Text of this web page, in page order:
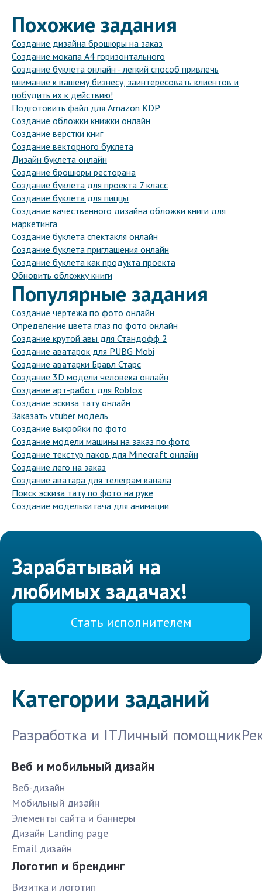
Похожие задания
Создание дизайна брошюры на заказ
Создание мокапа А4 горизонтального
Создание буклета онлайн - легкий способ привлечь
внимание к вашему бизнесу, заинтересовать клиентов и
побудить их к действию!
Подготовить файл для Amazon KDP
Создание обложки книжки онлайн
Создание верстки книг
Создание векторного буклета
Дизайн буклета онлайн
Создание брошюры ресторана
Создание буклета для проекта 7 класс
Создание буклета для пиццы
Создание качественного дизайна обложки книги для
маркетинга
Создание буклета спектакля онлайн
Создание буклета приглашения онлайн
Создание буклета как продукта проекта
Обновить обложку книги
Популярные задания
Создание чертежа по фото онлайн
Определение цвета глаз по фото онлайн
Создание крутой авы для Стандофф 2
Создание аватарок для PUBG Mobi
Создание аватарки Бравл Старс
Создание 3D модели человека онлайн
Создание арт-работ для Roblox
Создание эскиза тату онлайн
Заказать vtuber модель
Создание выкройки по фото
Создание модели машины на заказ по фото
Создание текстур паков для Minecraft онлайн
Создание лего на заказ
Создание аватара для телеграм канала
Поиск эскиза тату по фото на руке
Создание модельки гача для анимации
Зарабатывай на
любимых задачах!
Стать исполнителем
Категории заданий
Разработка и ITЛичный помощник
Веб и мобильный дизайн
Веб-дизайн
Мобильный дизайн
Элементы сайта и баннеры
Дизайн Landing page
Email дизайн
Логотип и брендинг
Визитка и логотип